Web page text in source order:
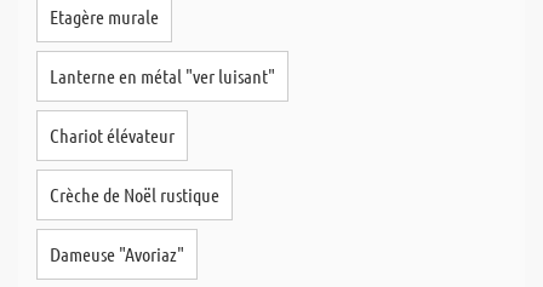
Etagère murale
Lanterne en métal "ver luisant"
Chariot élévateur
Crèche de Noël rustique
Dameuse "Avoriaz"